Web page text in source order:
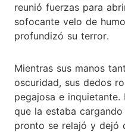
reunió fuerzas para
sofocante velo de
profundizó su terror.
Mientras sus manos
oscuridad, sus dedos
pegajosa e
que la estaba
pronto se relajó y dejó